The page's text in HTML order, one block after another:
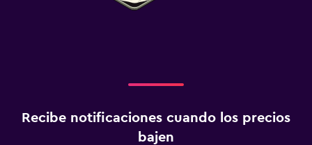
Recibe notificaciones cuando los precios
bajen